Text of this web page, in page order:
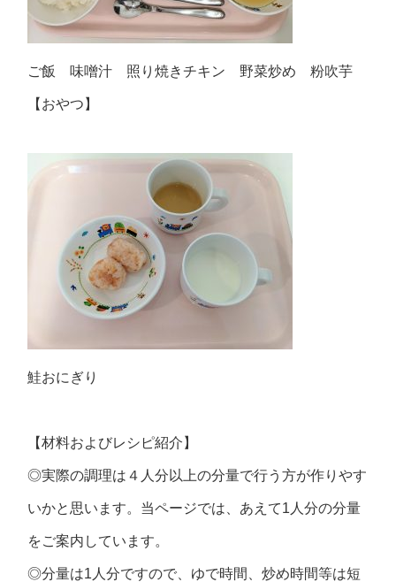
ご飯 味噌汁 照り焼きチキン 野菜炒め 粉吹芋
【おやつ】
鮭おにぎり
【材料およびレシピ紹介】
◎実際の調理は４人分以上の分量で行う方が作りやす
いかと思います。当ページでは、あえて1人分の分量
をご案内しています。
◎分量は1人分ですので、ゆで時間、炒め時間等は短